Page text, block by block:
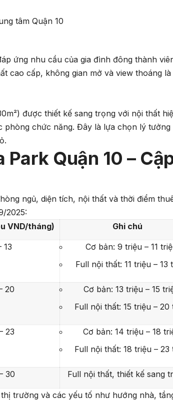
ứng nhu cầu của gia đình đông thành
cao cấp, không gian mở và view thoáng là
được thiết kế sang trọng với nội thất
chức năng. Đây là lựa chọn lý tưởng
Quận 10 –
ngủ, diện tích, nội thất và thời điểm
2025:
VND/tháng) Ghi chú
13
Cơ bản: 9 triệu – 11
Full nội thất: 11 triệu – 13
20
Cơ bản: 13 triệu – 15
Full nội thất: 15 triệu – 20
23
Cơ bản: 14 triệu – 18
Full nội thất: 18 triệu – 23
30 Full nội thất, thiết kế sang
trường và các yếu tố như hướng nhà,